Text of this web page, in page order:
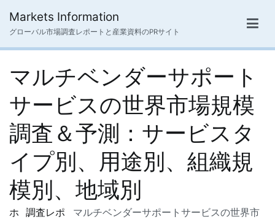
ス
Markets Information
グローバル市場調査レポートと産業資料のPRサイト
マルチベンダーサポート
サービスの世界市場規模
調査＆予測：サービスタ
イプ別、用途別、組織規
模別、地域別
ホ 調査レポ
マルチベンダーサポートサービスの世界市